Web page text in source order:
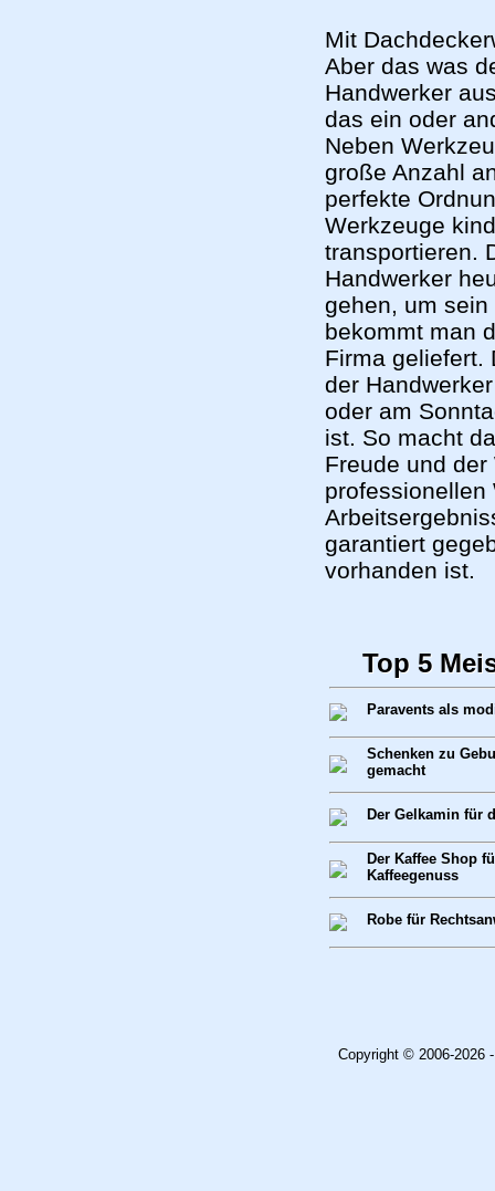
Mit
Aber das was
Handwerker
das ein oder
Neben
große Anzahl
perfekte
Werkzeuge
transportieren.
Handwerker
gehen, um
bekommt man
Firma geliefert.
der
oder am
ist. So macht
Freude und
professionellen
garantiert
vorhanden ist.
Top 5
Paravents als
Schenken zu
gemacht
Der Gelkamin für
Der Kaffee Shop
Kaffeegenuss
Robe für
Copyright © 2006-